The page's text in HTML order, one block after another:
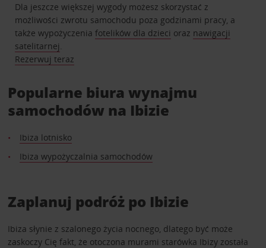
Dla jeszcze większej wygody możesz skorzystać z
możliwości zwrotu samochodu poza godzinami pracy, a
także wypożyczeniafotelików dla dzieci oraz nawigacji
satelitarnej
Rezerwuj teraz
Popularne biura wynajmu
samochodów na Ibizie
Ibiza lotnisko
Ibiza wypożyczalnia samochodów
Zaplanuj podróż po Ibizie
Ibiza słynie z szalonego życia nocnego, dlatego być może
zaskoczy Cię fakt, że otoczona murami starówka Ibizy została